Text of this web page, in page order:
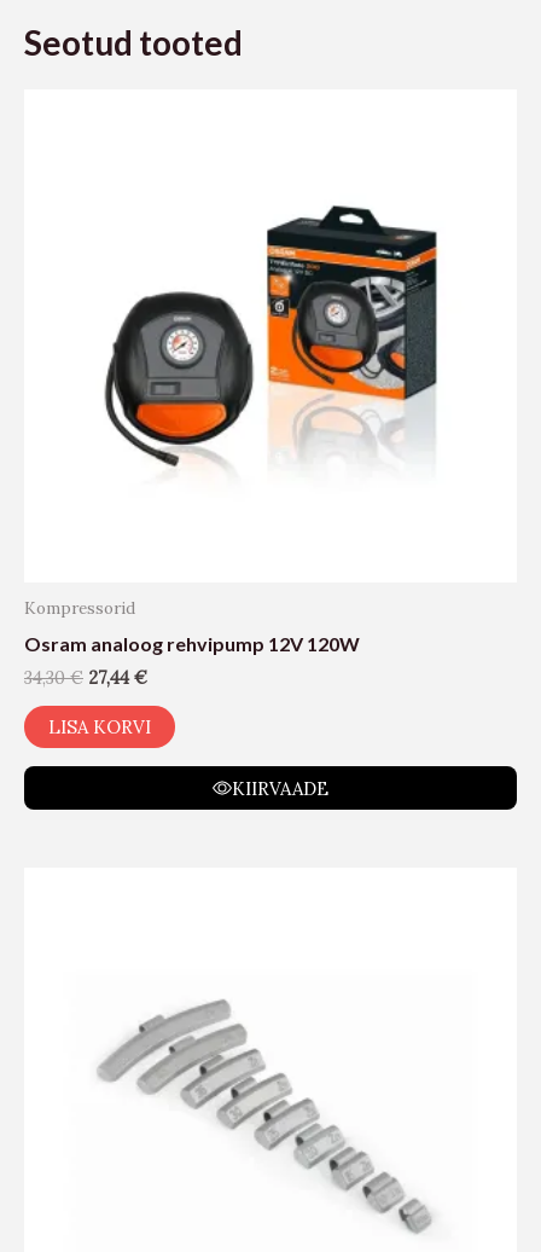
Seotud tooted
Kompressorid
Osram analoog rehvipump 12V 120W
34,30€ 27,44€
LISA KORVI
KIIRVAADE